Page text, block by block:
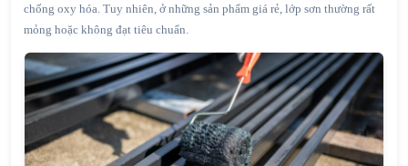
chống oxy hóa. Tuy nhiên, ở những sản phẩm giá rẻ, lớp sơn thường rất
mỏng hoặc không đạt tiêu chuẩn.